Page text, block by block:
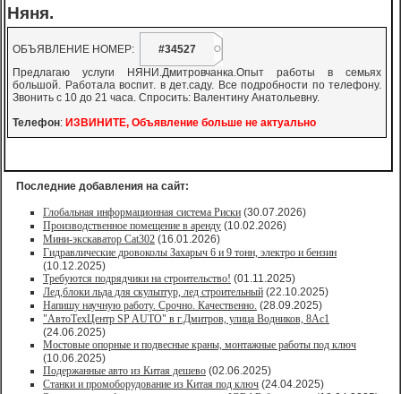
Няня.
ОБЪЯВЛЕНИЕ НОМЕР:
#34527
Предлагаю услуги НЯНИ.Дмитровчанка.Опыт работы в семьях
большой. Работала воспит. в дет.саду. Все подробности по телефону.
Звонить с 10 до 21 часа. Спросить: Валентину Анатольевну.
Телефон: ИЗВИНИТЕ, Объявление больше не актуально
Последние добавления на сайт:
Глобальная информационная система Риски (30.07.2026)
Производственное помещение в аренду (10.02.2026)
Мини-экскаватор Cat302 (16.01.2026)
Гидравлические дровоколы Захарыч 6 и 9 тонн, электро и бензин
(10.12.2025)
Требуются подрядчики на строительство! (01.11.2025)
Лед,блоки льда для скульптур, лед строительный (22.10.2025)
Напишу научную работу. Срочно. Качественно. (28.09.2025)
"АвтоТехЦентр SP AUTO" в г.Дмитров, улица Водников, 8Ас1
(24.06.2025)
Мостовые опорные и подвесные краны, монтажные работы под ключ
(10.06.2025)
Подержанные авто из Китая дешево (02.06.2025)
Станки и промоборудование из Китая под ключ (24.04.2025)